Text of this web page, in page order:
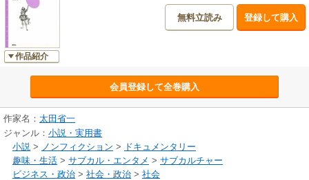
作品紹介
無料立読み 登録して購入
会員登録して全巻購入
作家名： 太田省一
ジャンル： 小説・実用書
小説 > ノンフィクション > ドキュメンタリー
趣味・生活 > サブカル・エンタメ > サブカルチャー
ビジネス・政治 > 社会・政治 > 社会